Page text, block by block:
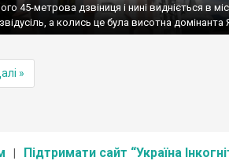
45-метрова дзвіниця і нині видніється в
а колись це була висотна домінанта
»
Підтримати сайт “Україна